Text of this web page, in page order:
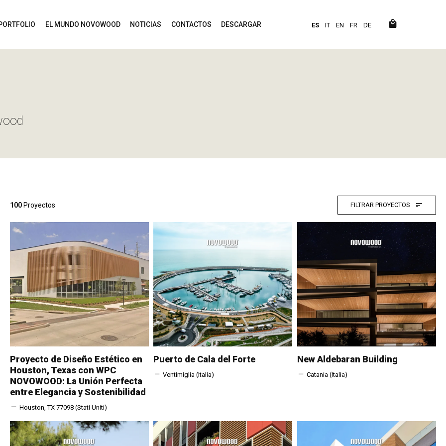
EL MUNDO NOVOWOOD NOTICIAS CONTACTOS DESCARGAR ES IT EN FR DE
100Proyectos FILTRAR PROYECTOS
Proyecto de Diseño Estético en
Houston, Texas con WPC
NOVOWOOD: La Unión Perfecta
entre Elegancia y Sostenibilidad
Houston, TX 77098 (Stati Uniti)
Puerto de Cala del Forte
Ventimiglia (Italia)
New Aldebaran Building
Catania (Italia)